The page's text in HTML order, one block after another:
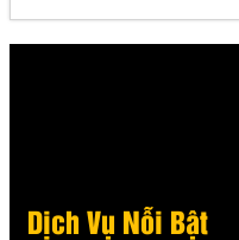
Dịch Vụ Nỗi Bật